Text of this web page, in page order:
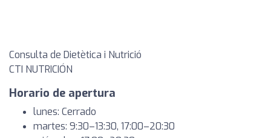
Consulta de Dietètica i Nutrició
CTI NUTRICIÓN
Horario de apertura
lunes: Cerrado
martes: 9:30–13:30, 17:00–20:30